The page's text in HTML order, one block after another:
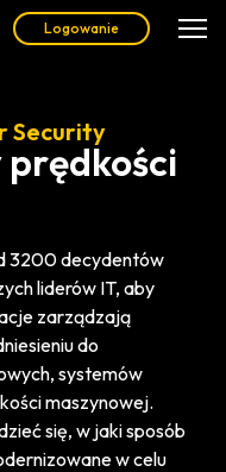
Logowanie
Security
prędkości
3200 decydentów
liderów IT, aby
zarządzają
do
systemów
maszynowej.
się, w jaki sposób
w celu